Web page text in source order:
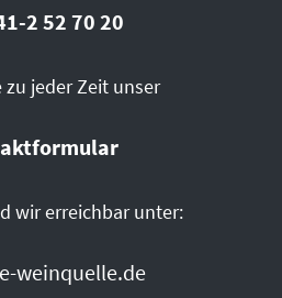
2 52 70 20
jeder Zeit unser
wir erreichbar unter:
weinquelle.de